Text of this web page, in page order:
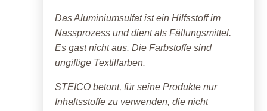
Das Aluminiumsulfat ist ein Hilfsstoff im
Nassprozess und dient als Fällungsmittel.
Es gast nicht aus. Die Farbstoffe sind
ungiftige Textilfarben.
STEICO betont, für seine Produkte nur
Inhaltsstoffe zu verwenden, die nicht